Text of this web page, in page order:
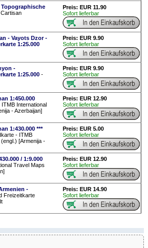
Cartisan
Preis: EUR 11.90
Sofort lieferbar
- Vayots Dzor -
1:25.000
Preis: EUR 9.90
Sofort lieferbar
-
1:25.000 -
Preis: EUR 9.90
Sofort lieferbar
1:450.000
International
- Azerbaijan]
Preis: EUR 12.90
Sofort lieferbar
1:430.000 ***
- ITMB
[Armenija -
Preis: EUR 5.00
Sofort lieferbar
/ 1:9.000
Travel Maps
Preis: EUR 12.90
Sofort lieferbar
-
Freizeitkarte
Preis: EUR 14.90
Sofort lieferbar